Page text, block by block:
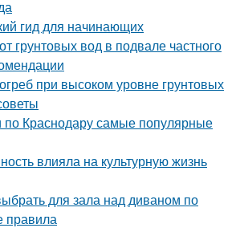
гид для начинающих
грунтовых вод в подвале частного
при высоком уровне грунтовых
по Краснодару самые популярные
влияла на культурную жизнь
для зала над диваном по
правила